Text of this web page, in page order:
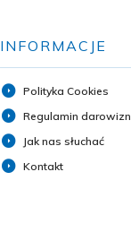
INFORMACJE
Polityka Cookies
Regulamin darowizn
Jak nas słuchać
Kontakt